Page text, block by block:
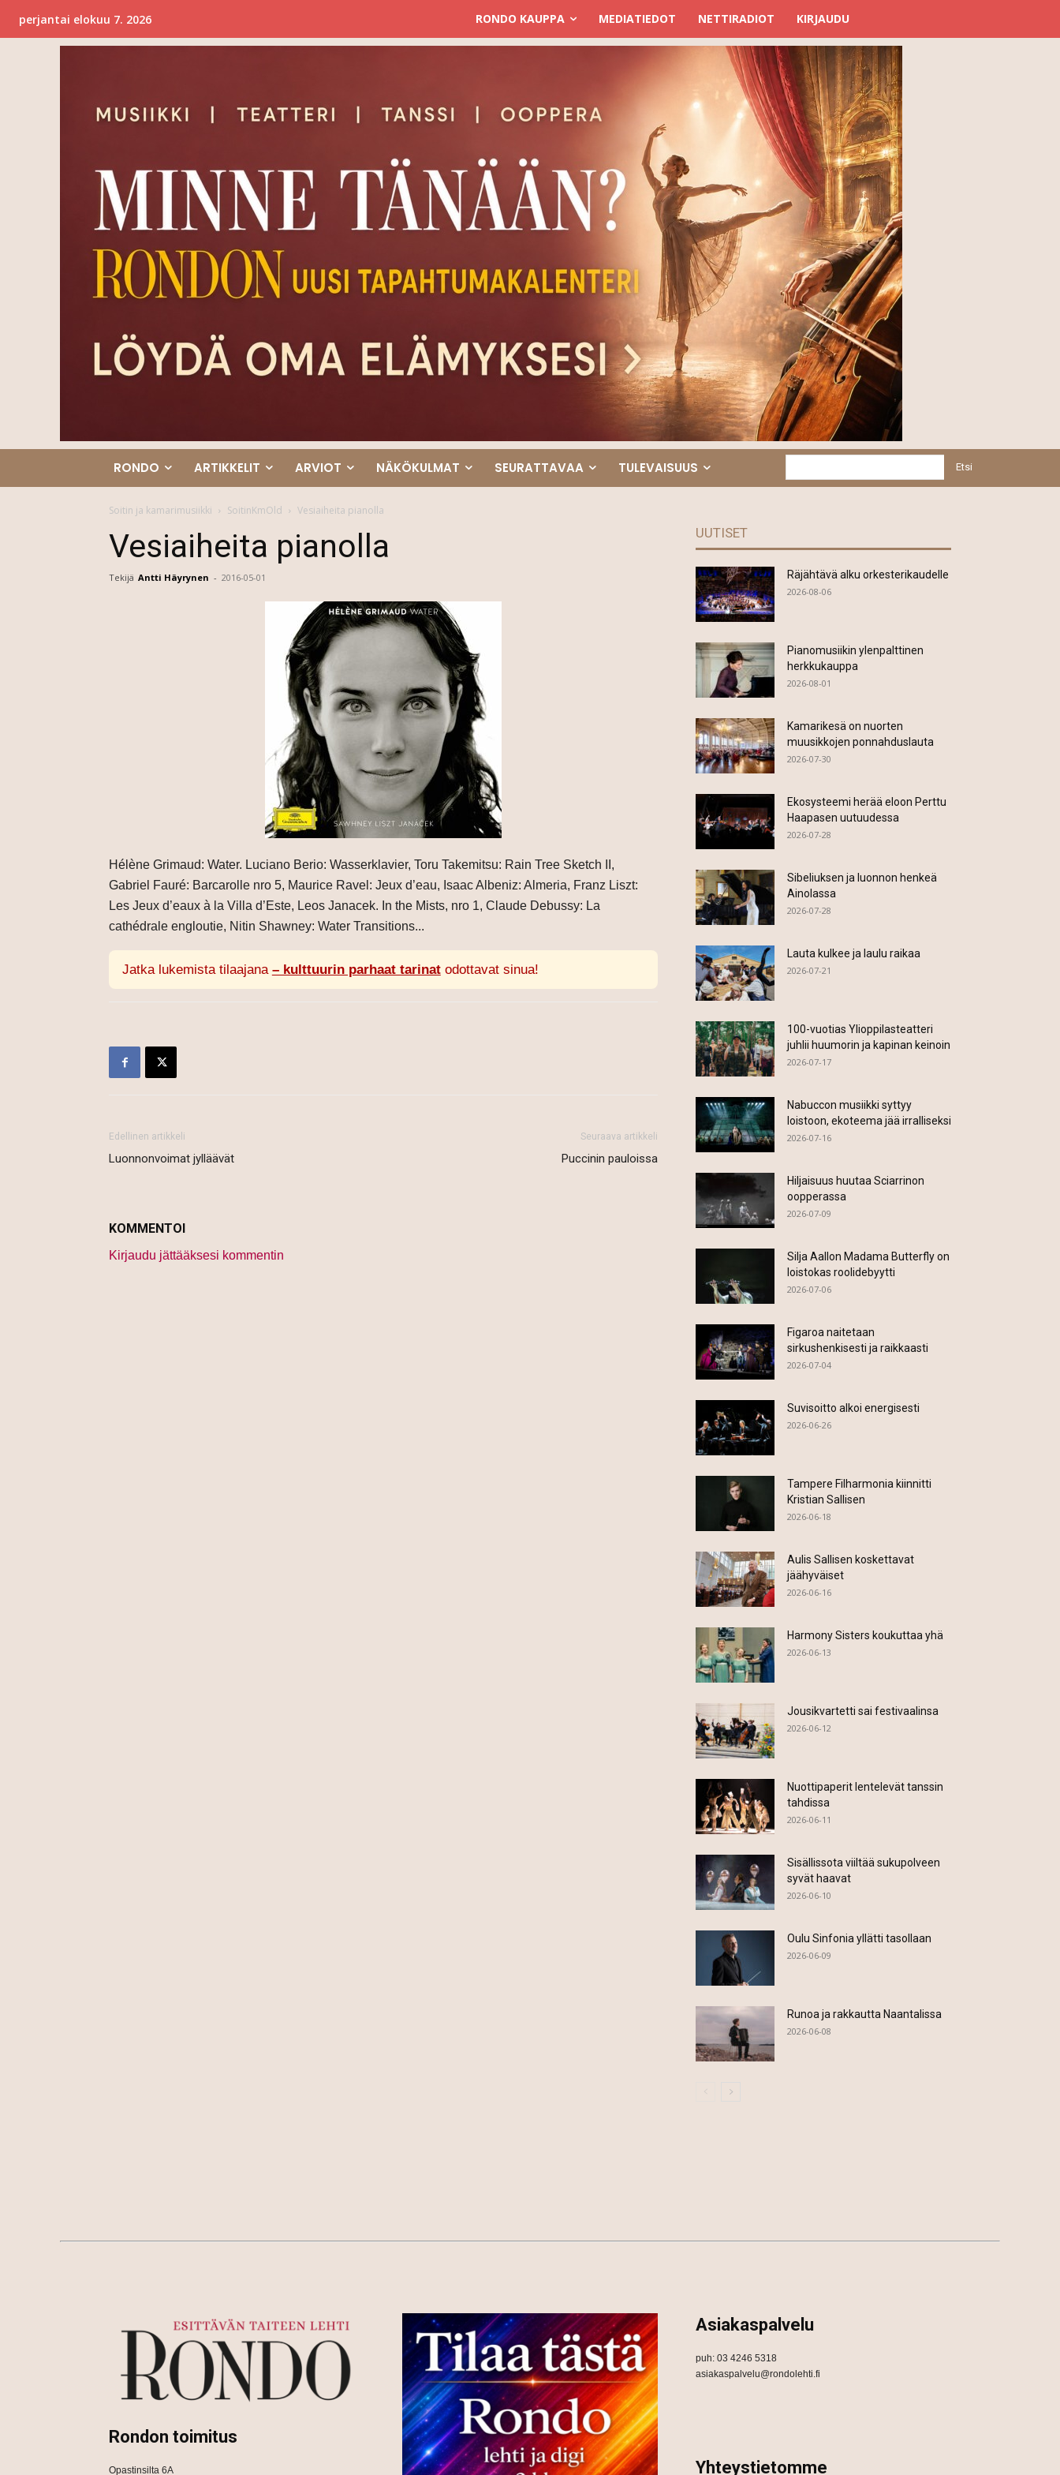
perjantai elokuu 7. 2026 RONDO KAUPPA MEDIATIEDOT NETTIRADIOT KIRJAUDU
RONDO ARTIKKELIT ARVIOT NÄKÖKULMAT SEURATTAVAA TULEVAISUUS Etsi
Soitin ja kamarimusiikki SoitinKmOld Vesiaiheita pianolla
Vesiaiheita pianolla
Tekijä Antti Häyrynen - 2016-05-01
Hélène Grimaud: Water. Luciano Berio: Wasserklavier, Toru Takemitsu: Rain Tree Sketch II,
Gabriel Fauré: Barcarolle nro 5, Maurice Ravel: Jeux d’eau, Isaac Albeniz: Almeria, Franz Liszt:
Les Jeux d’eaux à la Villa d’Este, Leos Janacek. In the Mists, nro 1, Claude Debussy: La
cathédrale engloutie, Nitin Shawney: Water Transitions...
Jatka lukemista tilaajana – kulttuurin parhaat tarinatodottavat sinua!
Edellinen artikkeli
Luonnonvoimat jylläävät
Seuraava artikkeli
Puccinin pauloissa
KOMMENTOI
Kirjaudu jättääksesi kommentin
UUTISET
Räjähtävä alku orkesterikaudelle
2026-08-06
Pianomusiikin ylenpalttinen
herkkukauppa
2026-08-01
Kamarikesä on nuorten
muusikkojen ponnahduslauta
2026-07-30
Ekosysteemi herää eloon Perttu
Haapasen uutuudessa
2026-07-28
Sibeliuksen ja luonnon henkeä
Ainolassa
2026-07-28
Lauta kulkee ja laulu raikaa
2026-07-21
100-vuotias Ylioppilasteatteri
juhlii huumorin ja kapinan keinoin
2026-07-17
Nabuccon musiikki syttyy
loistoon, ekoteema jää irralliseksi
2026-07-16
Hiljaisuus huutaa Sciarrinon
oopperassa
2026-07-09
Silja Aallon Madama Butterfly on
loistokas roolidebyytti
2026-07-06
Figaroa naitetaan
sirkushenkisesti ja raikkaasti
2026-07-04
Suvisoitto alkoi energisesti
2026-06-26
Tampere Filharmonia kiinnitti
Kristian Sallisen
2026-06-18
Aulis Sallisen koskettavat
jäähyväiset
2026-06-16
Harmony Sisters koukuttaa yhä
2026-06-13
Jousikvartetti sai festivaalinsa
2026-06-12
Nuottipaperit lentelevät tanssin
tahdissa
2026-06-11
Sisällissota viiltää sukupolveen
syvät haavat
2026-06-10
Oulu Sinfonia yllätti tasollaan
2026-06-09
Runoa ja rakkautta Naantalissa
2026-06-08
Rondon toimitus
Opastinsilta 6A
Asiakaspalvelu
puh: 03 4246 5318
asiakaspalvelu@rondolehti.fi
Yhteystietomme